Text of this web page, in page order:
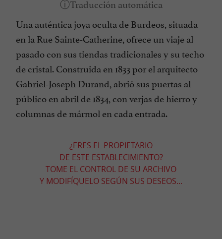
Una auténtica joya oculta de Burdeos, situada
en la Rue Sainte-Catherine, ofrece un viaje al
pasado con sus tiendas tradicionales y su techo
de cristal. Construida en 1833 por el arquitecto
Gabriel-Joseph Durand, abrió sus puertas al
público en abril de 1834, con verjas de hierro y
columnas de mármol en cada entrada.
¿ERES EL PROPIETARIO
DE ESTE ESTABLECIMIENTO?
TOME EL CONTROL DE SU ARCHIVO
Y MODIFÍQUELO SEGÚN SUS DESEOS...